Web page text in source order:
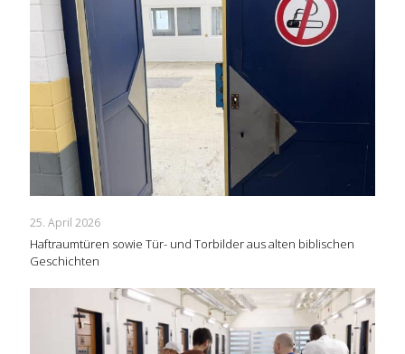
25. April 2026
Haftraumtüren sowie Tür- und Torbilder aus alten biblischen
Geschichten